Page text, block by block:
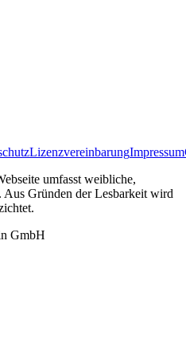
LizenzvereinbarungImpressum
umfasst weibliche,
Aus Gründen der Lesbarkeit wird
GmbH